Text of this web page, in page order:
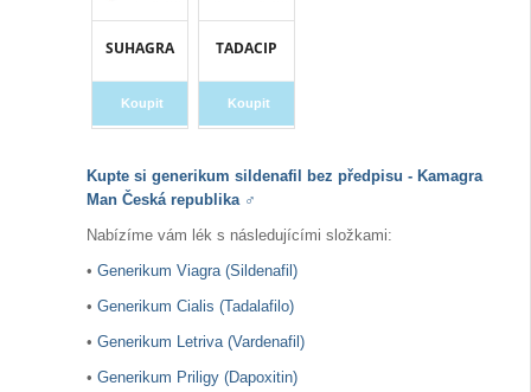
SUHAGRA
Koupit
TADACIP
Koupit
Kupte si generikum sildenafil bez předpisu - Kamagra
Man Česká republika ♂️
Nabízíme vám lék s následujícími složkami:
• Generikum Viagra (Sildenafil)
• Generikum Cialis (Tadalafilo)
• Generikum Letriva (Vardenafil)
• Generikum Priligy (Dapoxitin)